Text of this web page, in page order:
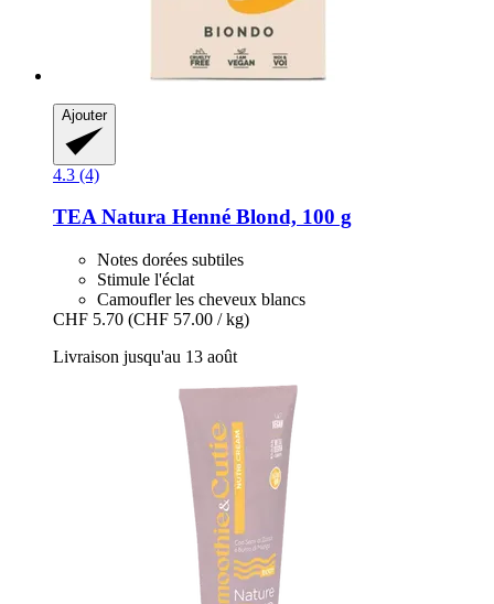
Ajouter
4.3 (4)
TEA Natura Henné Blond, 100 g
Notes dorées subtiles
Stimule l'éclat
Camoufler les cheveux blancs
CHF 5.70 (CHF 57.00 / kg)
Livraison jusqu'au 13 août